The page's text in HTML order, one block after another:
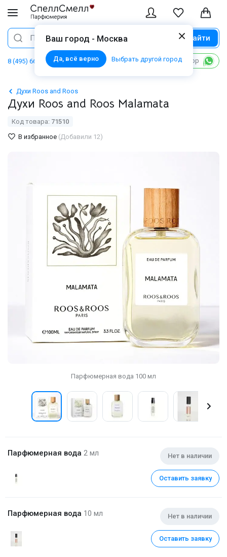
Ваш город - Москва
Да, всё верно Выбрать другой город
Поиск Найти
8 (495) 668 06 02 Написать в WhatsApp
Духи Roos and Roos
Духи Roos and Roos Malamata
Код товара: 71510
В избранное (Добавили 12)
Парфюмерная вода 100 мл
Парфюмерная вода 2 мл Нет в наличии
Оставить заявку
Парфюмерная вода 10 мл Нет в наличии
Оставить заявку